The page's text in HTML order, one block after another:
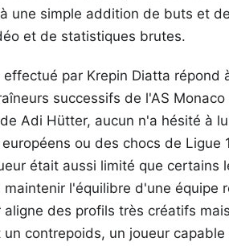
une simple addition de buts et
et de statistiques brutes.
par Krepin Diatta répond
successifs de l'AS
Adi Hütter, aucun n'a hésité à
ou des chocs de Ligue
était aussi limité que certains
maintenir l'équilibre d'une équipe
aligne des profils très créatifs
contrepoids, un joueur